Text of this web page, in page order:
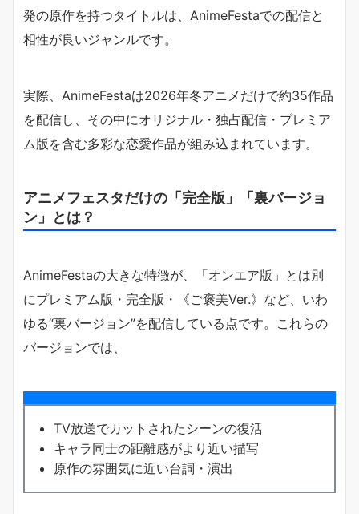
発の原作を持つタイトルは、AnimeFestaでの配信と
相性が良いジャンルです。
実際、AnimeFestaは2026年冬アニメだけで約35作品
を配信し、その中にオリジナル・独占配信・プレミア
ム版を含む多彩な恋愛作品が組み込まれています。
アニメフェスタだけの「完全版」「裏バージョ
ン」とは？
AnimeFestaの大きな特徴が、「オンエア版」とは別
にプレミアム版・完全版・《ご褒美Ver.》など、いわ
ゆる“裏バージョン”を配信している点です。これらの
バージョンでは、
TV放送でカットされたシーンの復活
キャラ同士の距離感がより近い描写
原作の雰囲気に近い台詞・演出